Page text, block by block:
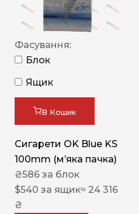
Фасування:
Блок
Ящик
В Кошик
Сигарети OK Blue KS
100mm (м’яка пачка)
₴586 за блок
$540 за ящик≈ 24 316
₴